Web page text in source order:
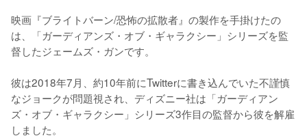
映画『ブライトバーン/恐怖の拡散者』の製作を手掛けたの
は、「ガーディアンズ・オブ・ギャラクシー」シリーズを監
督したジェームズ・ガンです。
彼は2018年7月、約10年前にTwitterに書き込んでいた不謹慎
なジョークが問題視され、ディズニー社は「ガーディアン
ズ・オブ・ギャラクシー」シリーズ3作目の監督から彼を解雇
しました。